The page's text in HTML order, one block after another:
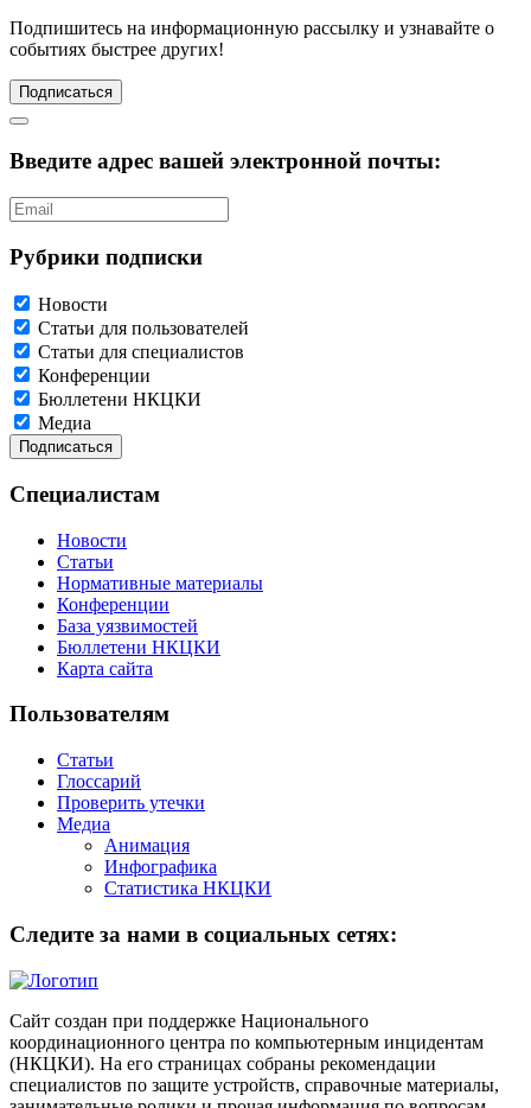
Подпишитесь на информационную рассылку и узнавайте о
событиях быстрее других!
Подписаться
Введите адрес вашей электронной почты:
Рубрики подписки
Новости
Статьи для пользователей
Статьи для специалистов
Конференции
Бюллетени НКЦКИ
Медиа
Специалистам
Новости
Статьи
Нормативные материалы
Конференции
База уязвимостей
Бюллетени НКЦКИ
Карта сайта
Пользователям
Статьи
Глоссарий
Проверить утечки
Медиа
Анимация
Инфографика
Статистика НКЦКИ
Следите за нами в социальных сетях:
Сайт создан при поддержке Национального
координационного центра по компьютерным инцидентам
(НКЦКИ). На его страницах собраны рекомендации
специалистов по защите устройств, справочные материалы,